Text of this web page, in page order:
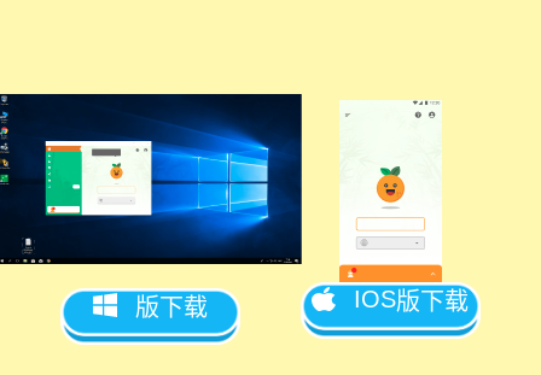
版下载 IOS版下载